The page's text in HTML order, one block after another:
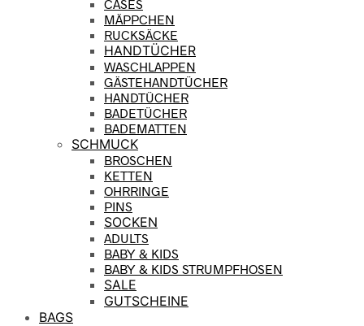
CASES
MÄPPCHEN
RUCKSÄCKE
HANDTÜCHER
WASCHLAPPEN
GÄSTEHANDTÜCHER
HANDTÜCHER
BADETÜCHER
BADEMATTEN
SCHMUCK
BROSCHEN
KETTEN
OHRRINGE
PINS
SOCKEN
ADULTS
BABY & KIDS
BABY & KIDS STRUMPFHOSEN
SALE
GUTSCHEINE
BAGS